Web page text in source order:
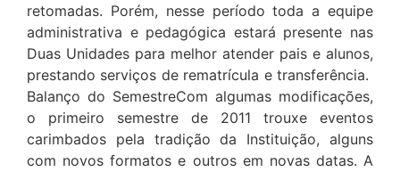
retomadas. Porém, nesse período toda a equipe
administrativa e pedagógica estará presente nas
Duas Unidades para melhor atender pais e alunos,
prestando serviços de rematrícula e transferência.
Balanço do SemestreCom algumas modificações,
o primeiro semestre de 2011 trouxe eventos
carimbados pela tradição da Instituição, alguns
com novos formatos e outros em novas datas. A